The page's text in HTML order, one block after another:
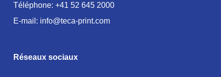
Téléphone: +41 52 645 2000
E-mail: info@teca-print.com
Réseaux sociaux